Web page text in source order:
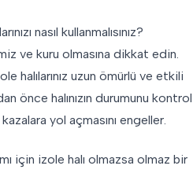
nasıl kullanmalısınız?
ve kuru olmasına dikkat edin.
halılarınız uzun ömürlü ve etkili
önce halınızın durumunu kontrol
yol açmasını engeller.
için izole halı olmazsa olmaz bir